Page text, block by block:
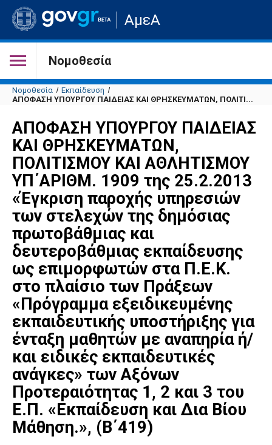
Μετάβαση
στην
σελίδα
του
ΑμεΑ
Νομοθεσία
Νομοθεσία
Εκπαίδευση
ΑΠΟΦΑΣΗ ΥΠΟΥΡΓΟΥ ΠΑΙΔΕΙΑΣ ΚΑΙ ΘΡΗΣΚΕΥΜΑΤΩΝ, ΠΟΛΙΤΙ...
ΑΠΟΦΑΣΗ ΥΠΟΥΡΓΟΥ ΠΑΙΔΕΙΑΣ
ΚΑΙ ΘΡΗΣΚΕΥΜΑΤΩΝ,
ΠΟΛΙΤΙΣΜΟΥ ΚΑΙ ΑΘΛΗΤΙΣΜΟΥ
ΥΠ΄ΑΡΙΘΜ. 1909 της 25.2.2013
«Έγκριση παροχής υπηρεσιών
των στελεχών της δημόσιας
πρωτοβάθμιας και
δευτεροβάθμιας εκπαίδευσης
ως επιμορφωτών στα Π.Ε.Κ.
στο πλαίσιο των Πράξεων
«Πρόγραμμα εξειδικευμένης
εκπαιδευτικής υποστήριξης για
ένταξη μαθητών με αναπηρία ή/
και ειδικές εκπαιδευτικές
ανάγκες» των Αξόνων
Προτεραιότητας 1, 2 και 3 του
Ε.Π. «Εκπαίδευση και Δια Βίου
Μάθηση.», (Β΄419)